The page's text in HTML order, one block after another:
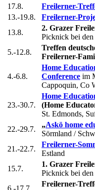
17.8.
Freilerner-
13.-19.8.
Freilerner-
13.8.
2. Grazer
Picknick bei den
5.-12.8.
Treffen
Freilerner-
4.-6.8.
Home
Conference im
Cappoquin, Co
23.-30.7.
Home
(Home
St. Edmonds,
22.-29.7.
„Askö home
Sörmland /
21.-22.7.
Freilerner-
Estland
15.7.
1. Grazer
Picknick bei den
6.-17.7.
Freilerner-